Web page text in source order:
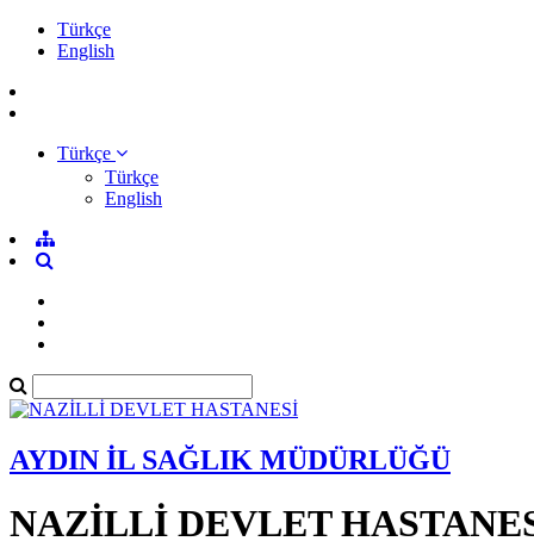
Türkçe
English
Türkçe
Türkçe
English
AYDIN İL SAĞLIK MÜDÜRLÜĞÜ
NAZİLLİ DEVLET